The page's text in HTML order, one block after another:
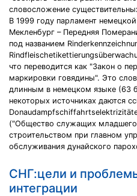
словосложение
В 1999 году парламент
Мекленбург – Передняя
под названием
что переводится как "Закон о
маркировки говядины". Это
длинным в немецком языке (63
некоторых источниках даются
("Общество служащих младшего
строительством при главном
обслуживания дунайского
СНГ:цели и
интеграции